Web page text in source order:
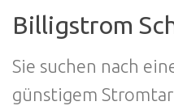
Billigstrom
Sie suchen nach
günstigem